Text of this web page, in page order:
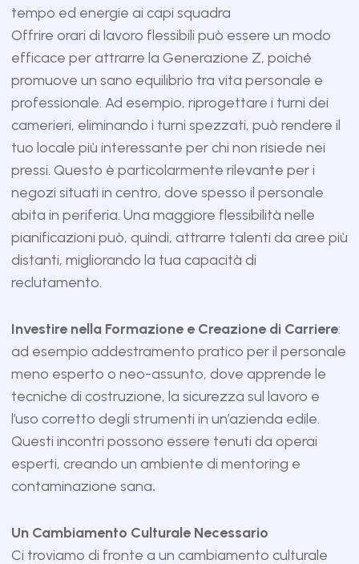
tempo ed energie ai capi squadra
Offrire orari di lavoro flessibili può essere un modo
efficace per attrarre la Generazione Z, poiché
promuove un sano equilibrio tra vita personale e
professionale. Ad esempio, riprogettare i turni dei
camerieri, eliminando i turni spezzati, può rendere il
tuo locale più interessante per chi non risiede nei
pressi. Questo è particolarmente rilevante per i
negozi situati in centro, dove spesso il personale
abita in periferia. Una maggiore flessibilità nelle
pianificazioni può, quindi, attrarre talenti da aree più
distanti, migliorando la tua capacità di
reclutamento.
Investire nella Formazione e Creazione di Carriere:
ad esempio addestramento pratico per il personale
meno esperto o neo-assunto, dove apprende le
tecniche di costruzione, la sicurezza sul lavoro e
l’uso corretto degli strumenti in un’azienda edile.
Questi incontri possono essere tenuti da operai
esperti, creando un ambiente di mentoring e
contaminazione sana.
Un Cambiamento Culturale Necessario
Ci troviamo di fronte a un cambiamento culturale